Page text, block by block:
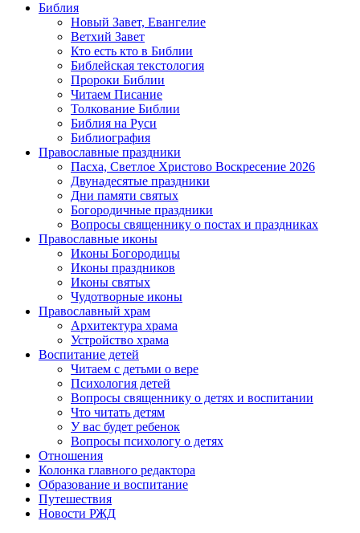
Библия
Новый Завет, Евангелие
Ветхий Завет
Кто есть кто в Библии
Библейская текстология
Пророки Библии
Читаем Писание
Толкование Библии
Библия на Руси
Библиография
Православные праздники
Пасха, Светлое Христово Воскресение 2026
Двунадесятые праздники
Дни памяти святых
Богородичные праздники
Вопросы священнику о постах и праздниках
Православные иконы
Иконы Богородицы
Иконы праздников
Иконы святых
Чудотворные иконы
Православный храм
Архитектура храма
Устройство храма
Воспитание детей
Читаем с детьми о вере
Психология детей
Вопросы священнику о детях и воспитании
Что читать детям
У вас будет ребенок
Вопросы психологу о детях
Отношения
Колонка главного редактора
Образование и воспитание
Путешествия
Новости РЖД